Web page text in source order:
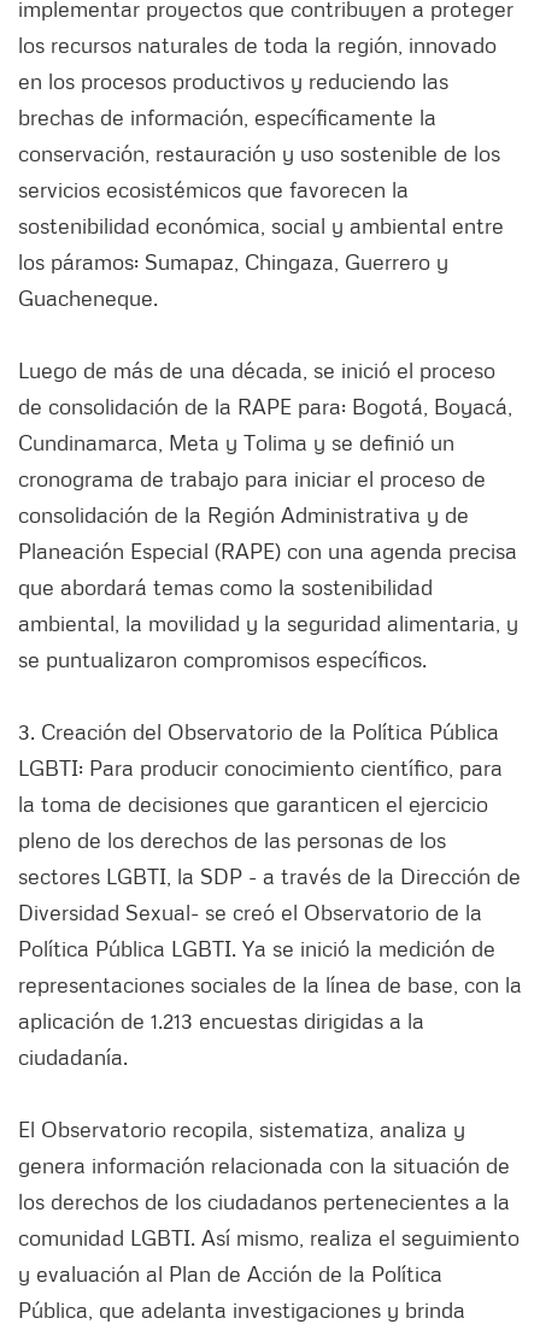
implementar proyectos que contribuyen a proteger
los recursos naturales de toda la región, innovado
en los procesos productivos y reduciendo las
brechas de información, específicamente la
conservación, restauración y uso sostenible de los
servicios ecosistémicos que favorecen la
sostenibilidad económica, social y ambiental entre
los páramos: Sumapaz, Chingaza, Guerrero y
Guacheneque.
Luego de más de una década, se inició el proceso
de consolidación de la RAPE para: Bogotá, Boyacá,
Cundinamarca, Meta y Tolima y se definió un
cronograma de trabajo para iniciar el proceso de
consolidación de la Región Administrativa y de
Planeación Especial (RAPE) con una agenda precisa
que abordará temas como la sostenibilidad
ambiental, la movilidad y la seguridad alimentaria, y
se puntualizaron compromisos específicos.
3. Creación del Observatorio de la Política Pública
LGBTI: Para producir conocimiento científico, para
la toma de decisiones que garanticen el ejercicio
pleno de los derechos de las personas de los
sectores LGBTI, la SDP - a través de la Dirección de
Diversidad Sexual- se creó el Observatorio de la
Política Pública LGBTI. Ya se inició la medición de
representaciones sociales de la línea de base, con la
aplicación de 1.213 encuestas dirigidas a la
ciudadanía.
El Observatorio recopila, sistematiza, analiza y
genera información relacionada con la situación de
los derechos de los ciudadanos pertenecientes a la
comunidad LGBTI. Así mismo, realiza el seguimiento
y evaluación al Plan de Acción de la Política
Pública, que adelanta investigaciones y brinda